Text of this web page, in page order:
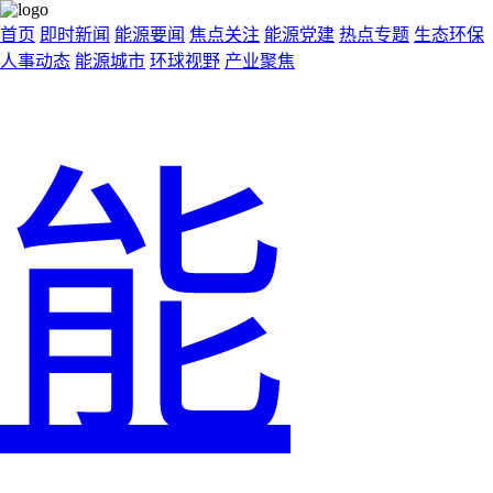
首页 即时新闻 能源要闻 焦点关注 能源党建 热点专题 生态环保
人事动态 能源城市 环球视野 产业聚焦
能